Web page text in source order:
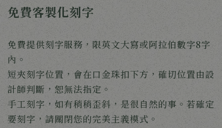
免費客製化刻字
免費提供刻字服務，限英文大寫或阿拉伯數字8字
內。
短夾刻字位置，會在口金珠扣下方，確切位置由設
計師判斷，恕無法指定。
手工刻字，如有稍稍歪斜，是很自然的事。若確定
要刻字，請關閉您的完美主義模式。